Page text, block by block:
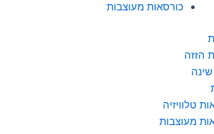
כורסאות מעוצבות
הזזה
טלוויזיה
מעוצבות